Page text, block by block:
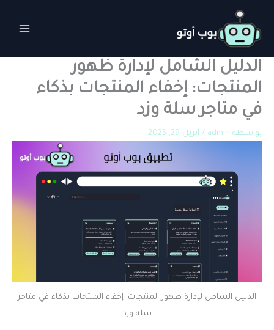
المحتوى
الدليل الشامل لإدارة ظهور
المنتجات: إخفاء المنتجات بذكاء
في متاجر سلة وزد
بواسطة admin
/ أبريل 29, 2025
الدليل الشامل لإدارة ظهور المنتجات: إخفاء المنتجات بذكاء في متاجر
سلة وزد